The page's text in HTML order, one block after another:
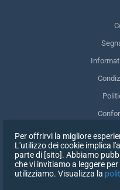
Per offrirvi la migliore
L'utilizzo dei cookie implica
parte di [sito]. Abbiamo
che vi invitiamo a leggere
utilizziamo. Visualizza la